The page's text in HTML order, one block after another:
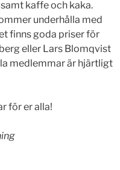
kaffe och kaka.
underhålla med
finns goda priser för
eller Lars Blomqvist
medlemmar är hjärtligt
för er alla!